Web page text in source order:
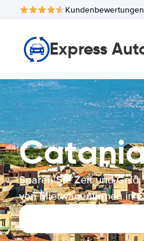
Kundenbewertungen
Express
Catania
Sparen Sie Zeit und
von Mietwagenfirmen in